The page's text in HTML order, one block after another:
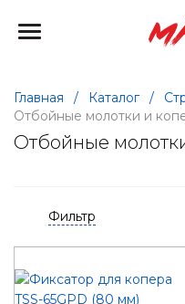
Главная / Каталог /
Отбойные молотки и
Отбойные
Фильтр